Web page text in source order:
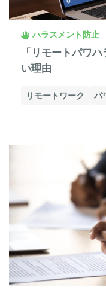
ハラスメント防止
「リモートパワ
い理由
リモートワーク パ